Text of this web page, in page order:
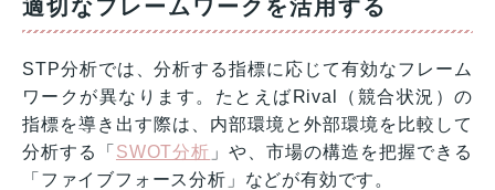
適切なフレームワークを活用する
STP分析では、分析する指標に応じて有効なフレーム
ワークが異なります。たとえばRival（競合状況）の
指標を導き出す際は、内部環境と外部環境を比較して
分析する「 SWOT分析 」や、市場の構造を把握できる
「ファイブフォース分析」などが有効です。